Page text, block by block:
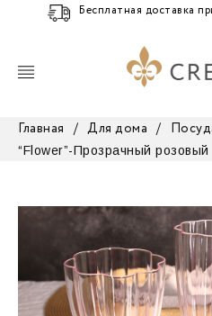
Бесплатная доставка
Главная / Для дома /
“Flower”-Прозрачный розовый